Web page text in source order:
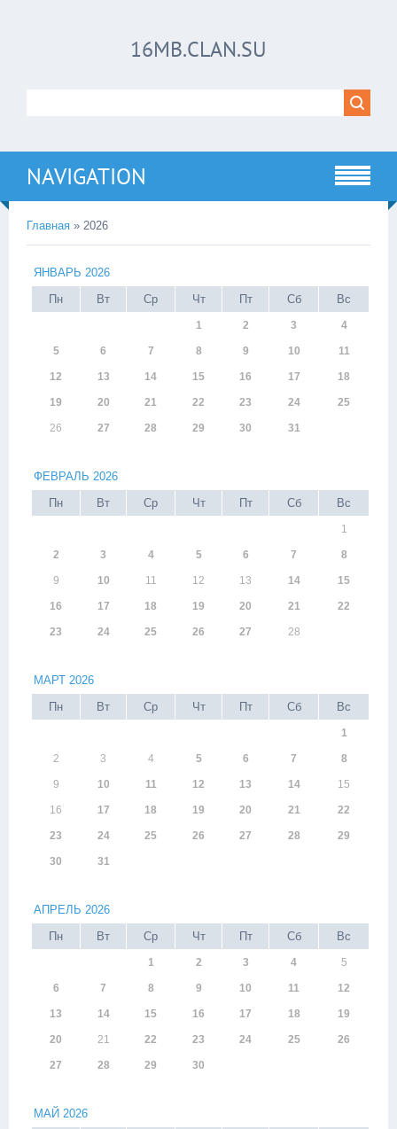
16MB.CLAN.SU
NAVIGATION
Главная » 2026
ЯНВАРЬ 2026
Пн
Вт Ср Чт Пт Сб Вс
1 2 3 4
5 6 7 8 9 10 11
12 13 14 15 16 17 18
19 20 21 22 23 24 25
26 27 28 29 30 31
ФЕВРАЛЬ 2026
Пн
Вт Ср Чт Пт Сб Вс
1
2 3 4 5 6 7 8
9 10 11 12 13 14 15
16 17 18 19 20 21 22
23 24 25 26 27 28
МАРТ 2026
Пн
Вт Ср Чт Пт Сб Вс
1
2 3 4 5 6 7 8
9 10 11 12 13 14 15
16 17 18 19 20 21 22
23 24 25 26 27 28 29
30 31
АПРЕЛЬ 2026
Пн
Вт Ср Чт Пт Сб Вс
1 2 3 4 5
6 7 8 9 10 11 12
13 14 15 16 17 18 19
20 21 22 23 24 25 26
27 28 29 30
МАЙ 2026